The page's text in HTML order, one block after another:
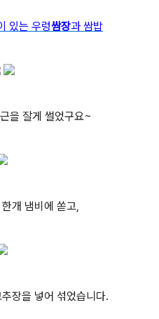
있는 우렁쌈장과 쌈밥
을 잘게 썰었구요~
개 냄비에 쏟고,
장을 넣어 섞었습니다.